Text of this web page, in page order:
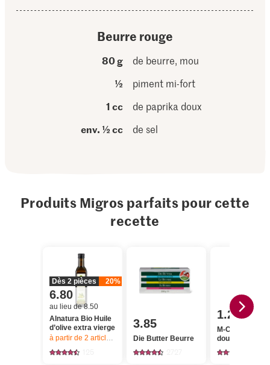
Beurre rouge
80 g
de beurre, mou
½
piment mi-fort
1 cc
de paprika doux
env. ½ cc
de sel
Produits Migros parfaits pour cette
recette
Dès 2 pièces 20%
6.80
au lieu de 8.50
Alnatura Bio Huile
d’olive extra vierge
à partir de 2 articles, Offre valable du 6.8 au 12.8.2026, jusqu’à
3.85
Die Butter Beurre
1.20
M-Classic
doux